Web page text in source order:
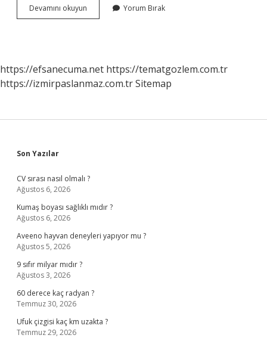
Devamını okuyun Siyahlaşmış
Bakır
Yorum Bırak
https://efsanecuma.net https://tematgozlem.com.tr
https://izmirpaslanmaz.com.trSitemap
Sidebar
Son Yazılar
CV sırası nasıl olmalı ?
Ağustos 6, 2026
Kumaş boyası sağlıklı mıdır ?
Ağustos 6, 2026
Aveeno hayvan deneyleri yapıyor mu ?
Ağustos 5, 2026
9 sıfır milyar mıdır ?
Ağustos 3, 2026
60 derece kaç radyan ?
Temmuz 30, 2026
Ufuk çizgisi kaç km uzakta ?
Temmuz 29, 2026